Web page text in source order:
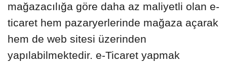
mağazacılığa göre daha az maliyetli olan e-
ticaret hem pazaryerlerinde mağaza açarak
hem de web sitesi üzerinden
yapılabilmektedir. e-Ticaret yapmak